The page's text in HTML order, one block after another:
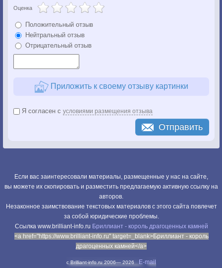
Оценка
Положительный отзыв
Нейтральный отзыв
Отрицательный отзыв
Приложить к своему отзыву картинки
Я согласен с условиями размещения отзыва
Отправить
Если вас заинтересовали материалы, размещенные у нас на сайте,
вы можете их скопировать и разместить предлагаемую активную ссылку на
авторов.
Незаконное заимствование текстовых материалов с этого сайта повлечет
за собой юридические проблемы.
Cсылка www.brilliant-info.ru Бриллиант - король драгоценных камней
<a href="https://www.brilliant-info.ru" target=_blank>Бриллиант - король
драгоценных камней</a>
c Brilliant-info.ru 2006— 2026 E-mail